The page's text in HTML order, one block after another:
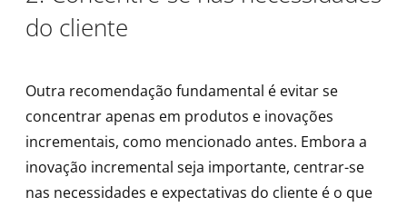
do cliente
Outra recomendação fundamental é evitar se
concentrar apenas em produtos e inovações
incrementais, como mencionado antes. Embora a
inovação incremental seja importante, centrar-se
nas necessidades e expectativas do cliente é o que